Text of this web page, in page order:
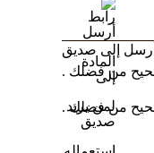
أرسل إلى صديق
صحيح من فضلك
صحيح من فضلك